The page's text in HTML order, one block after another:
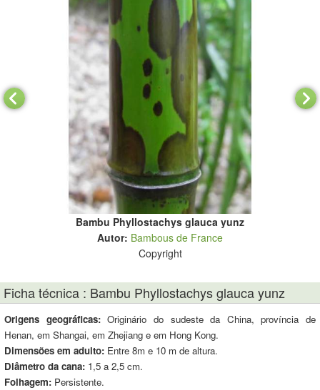
Bambu Phyllostachys glauca yunz
Autor: Bambous de France
Copyright
Ficha técnica : Bambu Phyllostachys glauca yunz
Origens geográficas:Originário do sudeste da China, província de
Henan, em Shangai, em Zhejiang e em Hong Kong.
Dimensões em adulto: Entre 8m e 10 m de altura.
Diâmetro da cana: 1,5 a 2,5 cm.
Folhagem: Persistente.